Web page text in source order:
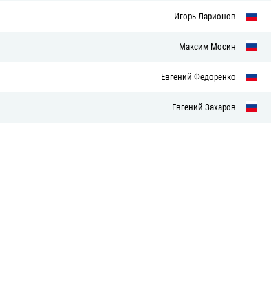
Игорь Ларионов
Максим Мосин
Евгений Федоренко
Евгений Захаров